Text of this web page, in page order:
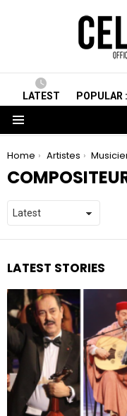
LATEST POPULAR
You are here:
Home Artistes
LATEST STORIES